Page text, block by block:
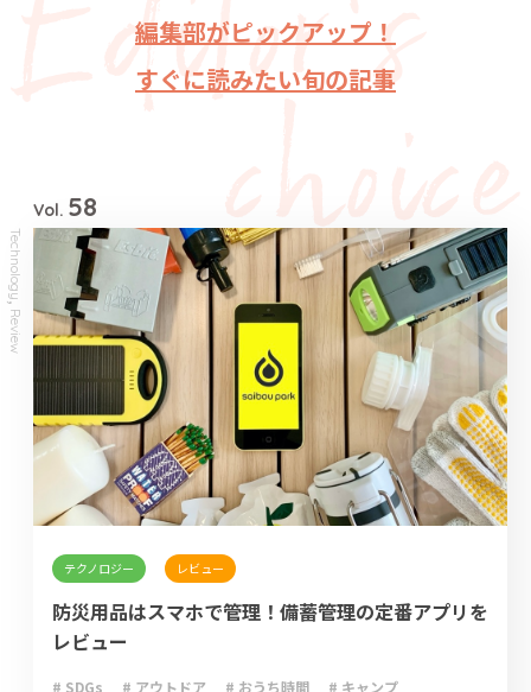
編集部がピックアップ！
すぐに読みたい旬の記事
Technology
,
Review
Vol. 58
テクノロジー レビュー
防災用品はスマホで管理！備蓄管理の定番アプリを
レビュー
# SDGs # アウトドア # おうち時間
# キャンプ